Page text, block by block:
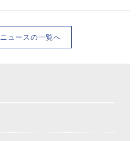
ニュースの一覧へ